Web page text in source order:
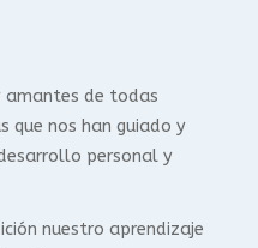
amantes de todas
que nos han guiado y
personal y
nuestro aprendizaje